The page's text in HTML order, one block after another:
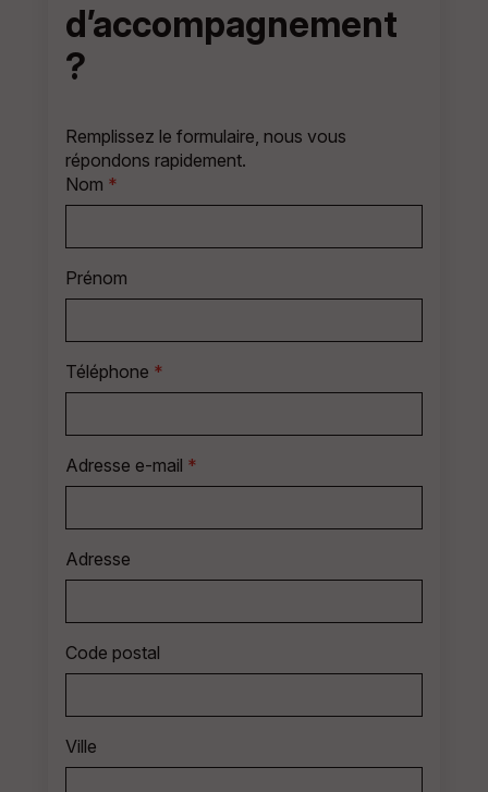
d’accompagnement
?
Remplissez le formulaire, nous vous
répondons rapidement.
Nom *
Prénom
Téléphone *
Adresse e-mail *
Adresse
Code postal
Ville